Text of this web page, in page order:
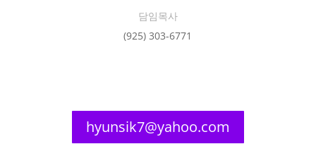
담임목사
(925) 303-6771
hyunsik7@yahoo.com